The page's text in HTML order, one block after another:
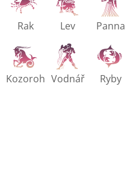
Rak Lev Panna
Kozoroh Vodnář Ryby